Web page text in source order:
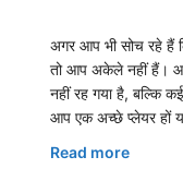
अगर आप भी सोच रहे
तो आप अकेले नहीं हैं।
नहीं रह गया है, बल्कि
आप एक अच्छे प्लेयर हों
Read more